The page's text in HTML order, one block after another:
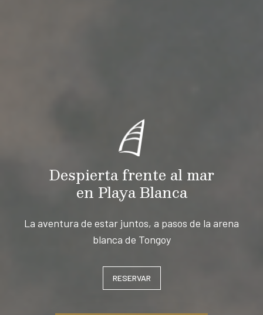
Despierta frente al mar
en Playa Blanca
La aventura de estar juntos, a pasos de la arena
blanca de Tongoy
RESERVAR